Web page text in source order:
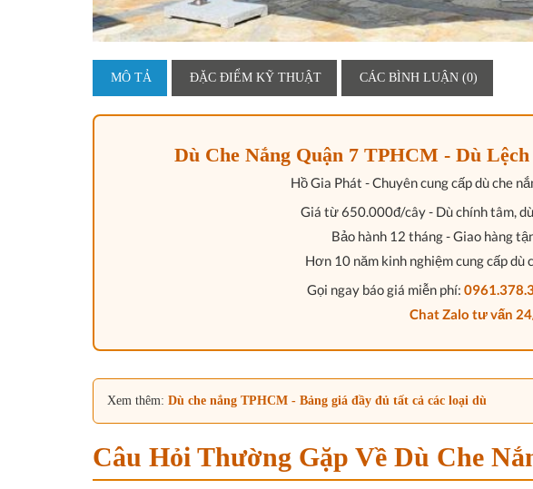
MÔ TẢ ĐẶC ĐIỂM KỸ THUẬT CÁC BÌNH LUẬN (0)
Dù Che Nắng Quận 7 TPHCM - Dù
Hồ Gia Phát - Chuyên cung cấp dù che
Giá từ650.000đ/cây- Dù chính tâm,
Bảo hành 12 tháng - Giao hàng
Hơn 10 năm kinh nghiệmcung cấp dù
Gọi ngay báo giá miễn phí:
Chat Zalo tư vấn
Xem thêm: Dù che nắng TPHCM - Bảng giá đầy đủ tất cả các loại dù
Câu Hỏi Thường Gặp Về Dù Che